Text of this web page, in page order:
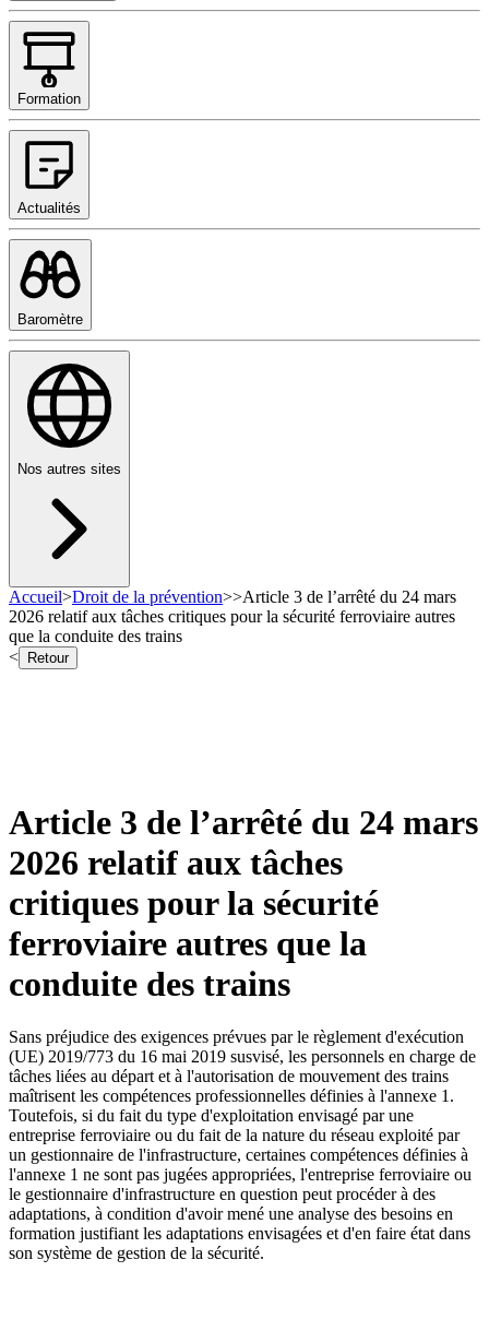
Formation
Actualités
Baromètre
Nos autres sites
Accueil>Droit de la prévention>>Article 3 de l’arrêté du 24 mars
2026 relatif aux tâches critiques pour la sécurité ferroviaire autres
que la conduite des trains
<
Retour
Article 3 de l’arrêté du 24 mars
2026 relatif aux tâches
critiques pour la sécurité
ferroviaire autres que la
conduite des trains
Sans préjudice des exigences prévues par le règlement d'exécution
(UE) 2019/773 du 16 mai 2019 susvisé, les personnels en charge de
tâches liées au départ et à l'autorisation de mouvement des trains
maîtrisent les compétences professionnelles définies à l'annexe 1.
Toutefois, si du fait du type d'exploitation envisagé par une
entreprise ferroviaire ou du fait de la nature du réseau exploité par
un gestionnaire de l'infrastructure, certaines compétences définies à
l'annexe 1 ne sont pas jugées appropriées, l'entreprise ferroviaire ou
le gestionnaire d'infrastructure en question peut procéder à des
adaptations, à condition d'avoir mené une analyse des besoins en
formation justifiant les adaptations envisagées et d'en faire état dans
son système de gestion de la sécurité.